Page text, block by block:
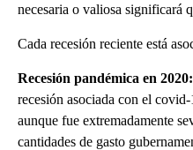
necesaria o valiosa significará
Cada recesión reciente está
Recesión pandémica en 2020:
recesión asociada con el
aunque fue extremadamente
cantidades de gasto